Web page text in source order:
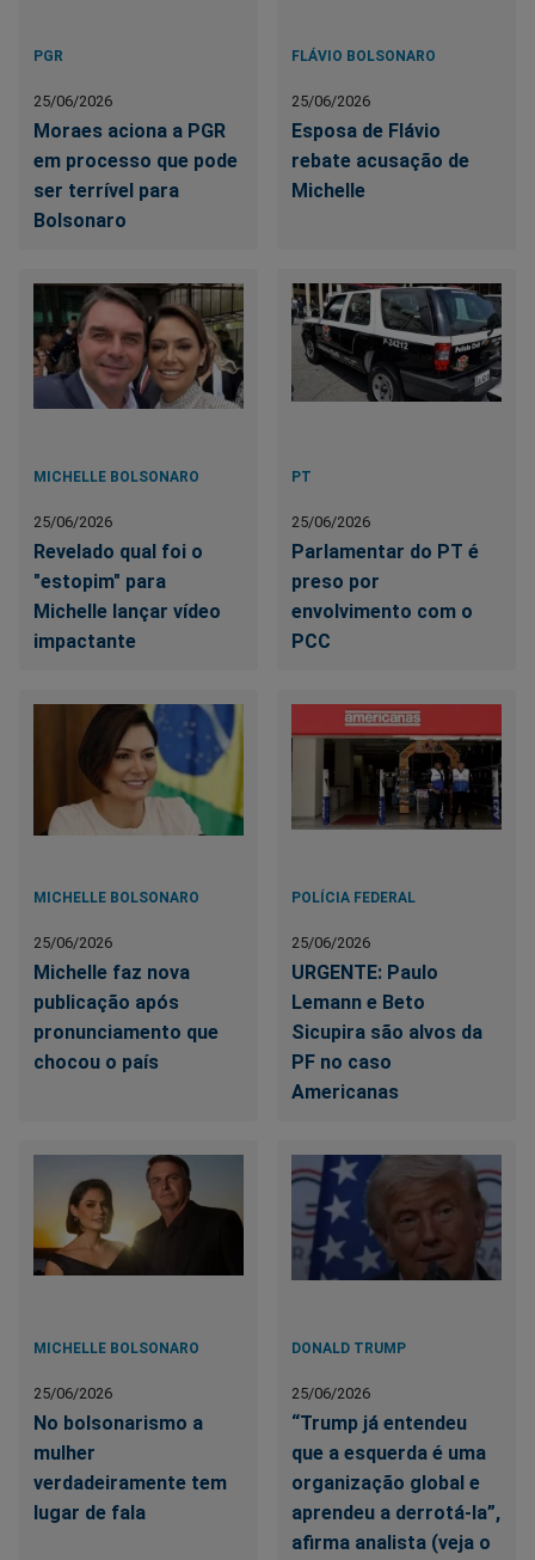
PGR
25/06/2026
Moraes aciona a PGR
em processo que pode
ser terrível para
Bolsonaro
FLÁVIO BOLSONARO
25/06/2026
Esposa de Flávio
rebate acusação de
Michelle
MICHELLE BOLSONARO
25/06/2026
Revelado qual foi o
"estopim" para
Michelle lançar vídeo
impactante
PT
25/06/2026
Parlamentar do PT é
preso por
envolvimento com o
PCC
MICHELLE BOLSONARO
25/06/2026
Michelle faz nova
publicação após
pronunciamento que
chocou o país
POLÍCIA FEDERAL
25/06/2026
URGENTE: Paulo
Lemann e Beto
Sicupira são alvos da
PF no caso
Americanas
MICHELLE BOLSONARO
25/06/2026
No bolsonarismo a
mulher
verdadeiramente tem
lugar de fala
DONALD TRUMP
25/06/2026
“Trump já entendeu
que a esquerda é uma
organização global e
aprendeu a derrotá-la”,
afirma analista (veja o